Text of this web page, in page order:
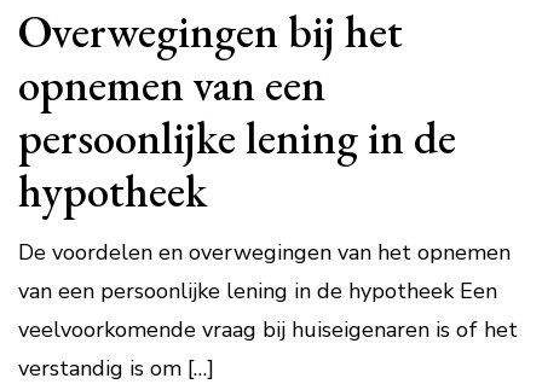
Overwegingen bij het
opnemen van een
persoonlijke lening in de
hypotheek
De voordelen en overwegingen van het opnemen
van een persoonlijke lening in de hypotheek Een
veelvoorkomende vraag bij huiseigenaren is of het
verstandig is om […]